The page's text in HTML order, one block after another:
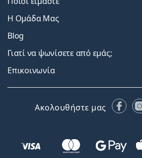
Η Ομάδα Μας
Blog
Γιατί να ψωνίσετε από εμάς;
Επικοινωνία
Ακολουθήστε μας